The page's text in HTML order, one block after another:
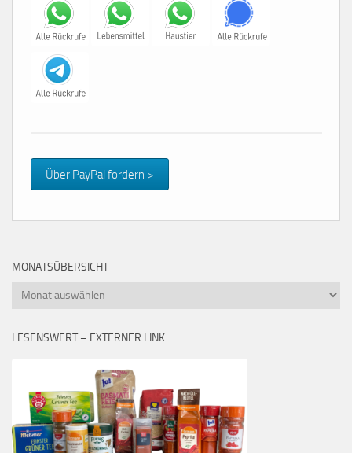
Über PayPal fördern >
MONATSÜBERSICHT
Monatsübersicht
LESENSWERT – EXTERNER LINK